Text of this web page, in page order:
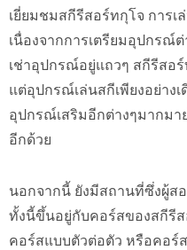
เยี่ยมชมสกีรีสอร์ทกุโจ การ
เนื่องจากการเตรียมอุปกรณ์
เช่าอุปกรณ์อยู่แถวๆ สกีรีสอร์
แต่อุปกรณ์เล่นสกีเพียงอย่าง
อุปกรณ์เสริมอีกต่างๆมากมา
อีกด้วย
นอกจากนี้ ยังมีสถานที่ซึ่งผู้
ทั้งนี้ขึ้นอยู่กับคอร์สของสกีรีส
คอร์สแบบตัวต่อตัว หรือคอร์